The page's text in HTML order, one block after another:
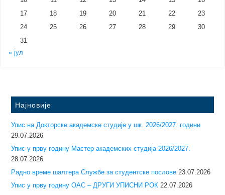
17
18 19 20 21 22
23
24
25 26 27 28 29
30
31
« јул
Најновије
Упис на Докторске академске студије у шк. 2026/2027. години
29.07.2026
Упис у прву годину Mастер академских студија 2026/2027.
28.07.2026
Радно време шалтера Службе за студентске послове 23.07.2026
Упис у прву годину ОАС – ДРУГИ УПИСНИ РОК 22.07.2026